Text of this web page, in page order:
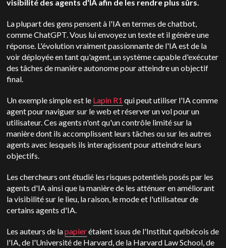
visibilité des agents d'IA afin de les rendre plus sûrs.
La plupart des gens pensent à l'IA en termes de chatbot,
comme ChatGPT. Vous lui envoyez un texte et il génère une
réponse. L'évolution vraiment passionnante de l'IA est de la
voir déployée en tant qu'agent, un système capable d'exécuter
des tâches de manière autonome pour atteindre un objectif
final.
Un exemple simple est le Lapin R1 qui peut utiliser l'IA comme
agent pour naviguer sur le web et réserver un vol pour un
utilisateur. Ces agents n'ont qu'un contrôle limité sur la
manière dont ils accomplissent leurs tâches ou sur les autres
agents avec lesquels ils interagissent pour atteindre leurs
objectifs.
Les chercheurs ont étudié les risques potentiels posés par les
agents d'IA ainsi que la manière de les atténuer en améliorant
la visibilité sur le lieu, la raison, le mode et l'utilisateur de
certains agents d'IA.
Les auteurs de lapapierétaient issus de l'Institut québécois de
l'IA, de l'Université de Harvard, de la Harvard Law School, de